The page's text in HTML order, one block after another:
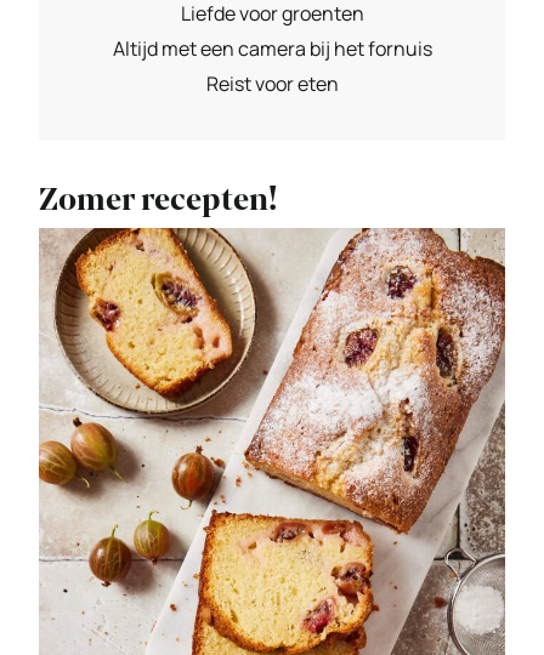
Liefde voor groenten
Altijd met een camera bij het fornuis
Reist voor eten
Zomer recepten!